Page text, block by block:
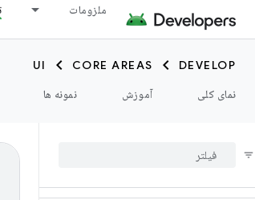
ملزومات
DEVELOP
CORE AREAS
UI
نمای کلی
آموزش نمونه ها